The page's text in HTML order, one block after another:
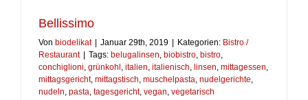
Bellissimo
Von biodelikat | Januar 29th, 2019 | Kategorien: Bistro /
Restaurant | Tags: belugalinsen biobistro bistro
conchiglioni grünkohl italien italienisch linsen mittagessen
mittagsgericht, mittagstisch muschelpasta nudelgerichte
nudeln pasta tagesgericht, vegan vegetarisch